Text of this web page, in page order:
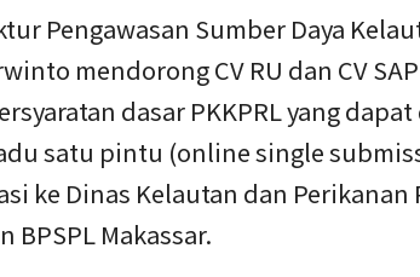
Pengawasan Sumber Daya
mendorong CV RU dan CV
dasar PKKPRL yang
satu pintu (online single
ke Dinas Kelautan dan Perikanan
BPSPL Makassar.